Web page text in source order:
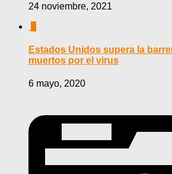
24 noviembre, 2021
Estados Unidos supera la
muertos por el virus
6 mayo, 2020